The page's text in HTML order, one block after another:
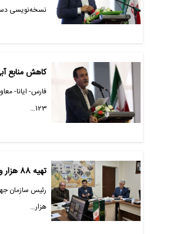
نسخه‌نویسی
کاهش منابع
123…
تهیه 88 هزار و 500 تن کود برای کشت پاییزه
هزار…